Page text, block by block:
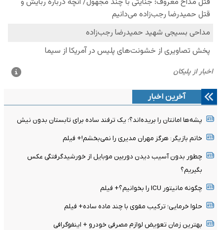
آخرین اخبار
پشه‌ها امانتان را بریده‌اند؟؛ یک ترفند ساده برای تابستان بدون نیش
خانم بازیگر: هرگز مهران مدیری را نمی‌بخشم!+ فیلم
چطور بدون آسیب دیدن دوربین موبایل از خورشیدگرفتگی عکس
بگیریم؟
چگونه مانیتور ICU را بخوانیم؟+ فیلم
حلوا خرمایی؛ ترکیب مقوی با چند ماده ساده+ فیلم
بهترین زمان تعویض لوازم مصرفی خودرو + اینفوگرافی